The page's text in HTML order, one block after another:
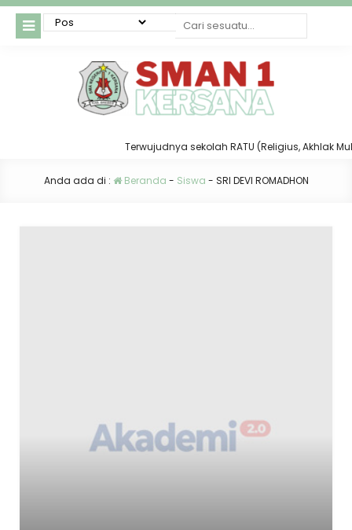
Terwujudnya sekolah RATU (Religius, Akhlak
Anda ada di : Beranda - Siswa - SRI DEVI ROMADHON